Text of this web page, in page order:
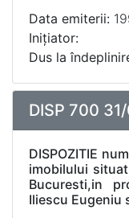
Data emiterii:
Inițiator:
Dus la
DISP 700
DISPOZITIE
imobilului
Bucuresti,in
Iliescu Eugeniu